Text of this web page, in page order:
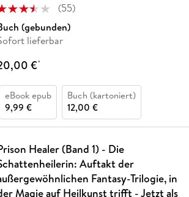
(55)
(gebunden)
lieferbar
€*
eBook epub
9,99 €
Buch (kartoniert)
12,00 €
Healer (Band 1) - Die
Auftakt der
Fantasy-Trilogie, in
Magie auf Heilkunst trifft - Jetzt als